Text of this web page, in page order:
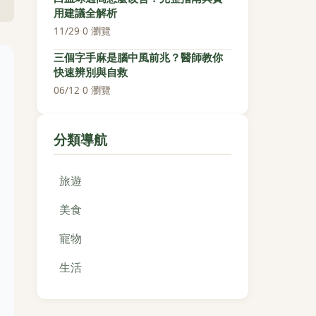
用建議全解析
11/29·0 瀏覽
三個字手麻是腦中風前兆？醫師教你
快速辨別與自救
06/12·0 瀏覽
分類導航
旅遊
美食
寵物
生活